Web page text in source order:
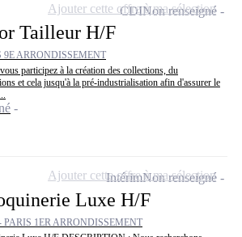
Tailleur H/F
9E ARRONDISSEMENT
participez à la création des collections, du
et cela jusqu'à la pré-industrialisation afin d'assurer le
CDINon renseigné
Ajouter cette offre à ma sélection
Luxe H/F
PARIS 1ER ARRONDISSEMENT
IntérimNon renseigné
Ajouter cette offre à ma sélection